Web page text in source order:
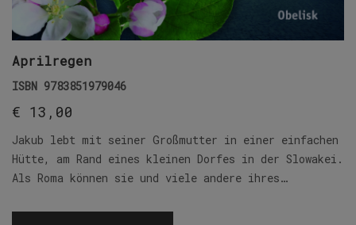
Aprilregen
ISBN 9783851979046
€ 13,00
Jakub lebt mit seiner Großmutter in einer einfachen
Hütte, am Rand eines kleinen Dorfes in der Slowakei.
Als Roma können sie und viele andere ihres…